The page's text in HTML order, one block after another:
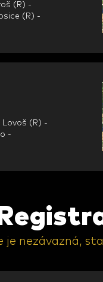
(R) -
(R) -
(R) -
-
je nezávazná,